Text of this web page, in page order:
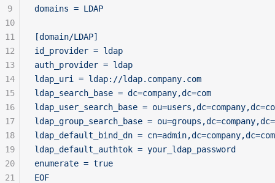
domains = LDAP
[domain/LDAP]
id_provider = ldap
auth_provider = ldap
ldap_uri = ldap://ldap.company.com
ldap_search_base = dc=company,dc=com
ldap_user_search_base =
ldap_group_search_base =
ldap_default_bind_dn = cn=admin,dc=company,dc=com
ldap_default_authtok = your_ldap_password
enumerate = true
EOF
9
10
11
12
13
14
15
16
17
18
19
20
21